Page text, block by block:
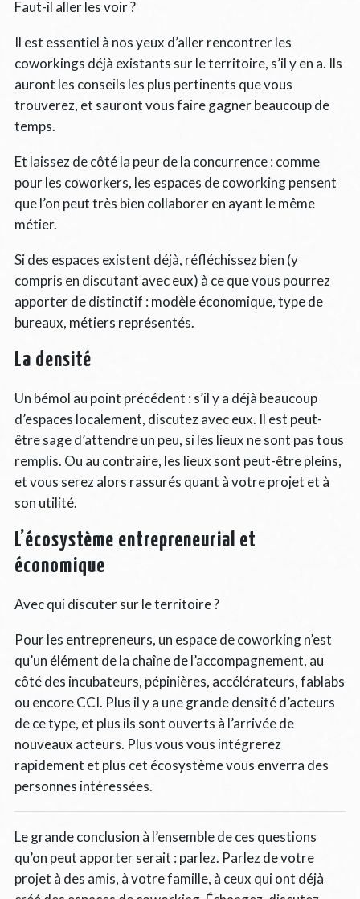
Faut-il aller les voir ?
Il est essentiel à nos yeux d’aller rencontrer les
coworkings déjà existants sur le territoire, s’il y en a. Ils
auront les conseils les plus pertinents que vous
trouverez, et sauront vous faire gagner beaucoup de
temps.
Et laissez de côté la peur de la concurrence : comme
pour les coworkers, les espaces de coworking pensent
que l’on peut très bien collaborer en ayant le même
métier.
Si des espaces existent déjà, réfléchissez bien (y
compris en discutant avec eux) à ce que vous pourrez
apporter de distinctif : modèle économique, type de
bureaux, métiers représentés.
La densité
Un bémol au point précédent : s’il y a déjà beaucoup
d’espaces localement, discutez avec eux. Il est peut-
être sage d’attendre un peu, si les lieux ne sont pas tous
remplis. Ou au contraire, les lieux sont peut-être pleins,
et vous serez alors rassurés quant à votre projet et à
son utilité.
L’écosystème entrepreneurial et
économique
Avec qui discuter sur le territoire ?
Pour les entrepreneurs, un espace de coworking n’est
qu’un élément de la chaîne de l’accompagnement, au
côté des incubateurs, pépinières, accélérateurs, fablabs
ou encore CCI. Plus il y a une grande densité d’acteurs
de ce type, et plus ils sont ouverts à l’arrivée de
nouveaux acteurs. Plus vous vous intégrerez
rapidement et plus cet écosystème vous enverra des
personnes intéressées.
Le grande conclusion à l’ensemble de ces questions
qu’on peut apporter serait : parlez. Parlez de votre
projet à des amis, à votre famille, à ceux qui ont déjà